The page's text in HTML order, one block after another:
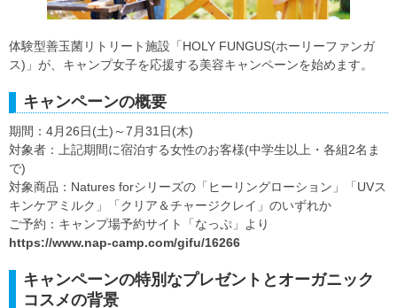
体験型善玉菌リトリート施設「HOLY FUNGUS(ホーリーファンガ
ス)」が、キャンプ女子を応援する美容キャンペーンを始めます。
キャンペーンの概要
期間：4月26日(土)～7月31日(木)
対象者：上記期間に宿泊する女性のお客様(中学生以上・各組2名ま
で)
対象商品：Natures forシリーズの「ヒーリングローション」「UVス
キンケアミルク」「クリア＆チャージクレイ」のいずれか
ご予約：キャンプ場予約サイト「なっぷ」より
https://www.nap-camp.com/gifu/16266
キャンペーンの特別なプレゼントとオーガニック
コスメの背景